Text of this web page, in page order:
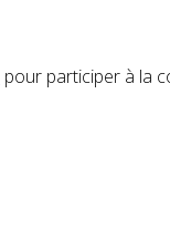
pour participer à la